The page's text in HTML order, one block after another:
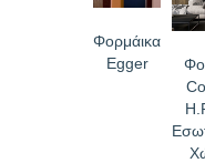
Φορμάικα
Egger